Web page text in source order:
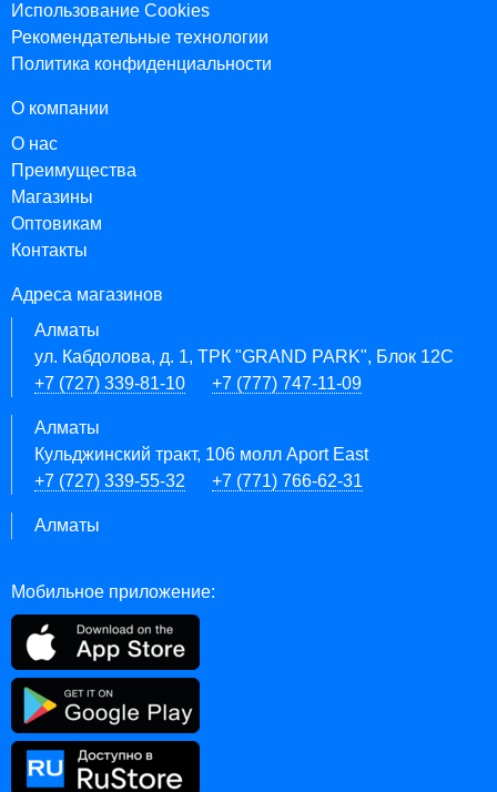
Использование Cookies
Рекомендательные технологии
Политика конфиденциальности
О компании
О нас
Преимущества
Магазины
Оптовикам
Контакты
Адреса магазинов
Алматы
ул. Кабдолова, д. 1, ТРК "GRAND PARK", Блок 12C
+7 (727) 339-81-10
+7 (777) 747-11-09
Алматы
Кульджинский тракт, 106 молл Aport East
+7 (727) 339-55-32
+7 (771) 766-62-31
Алматы
Мобильное приложение: